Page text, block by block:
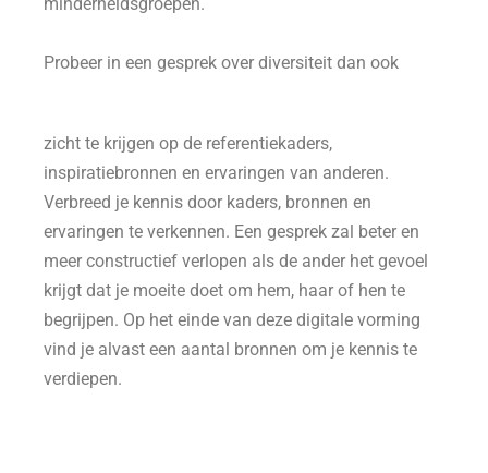
Probeer in een gesprek over diversiteit dan ook
zicht te krijgen op de referentiekaders,
inspiratiebronnen en ervaringen van anderen.
Verbreed je kennis door kaders, bronnen en
ervaringen te verkennen. Een gesprek zal beter en
meer constructief verlopen als de ander het gevoel
krijgt dat je moeite doet om hem, haar of hen te
begrijpen. Op het einde van deze digitale vorming
vind je alvast een aantal bronnen om je kennis te
verdiepen.